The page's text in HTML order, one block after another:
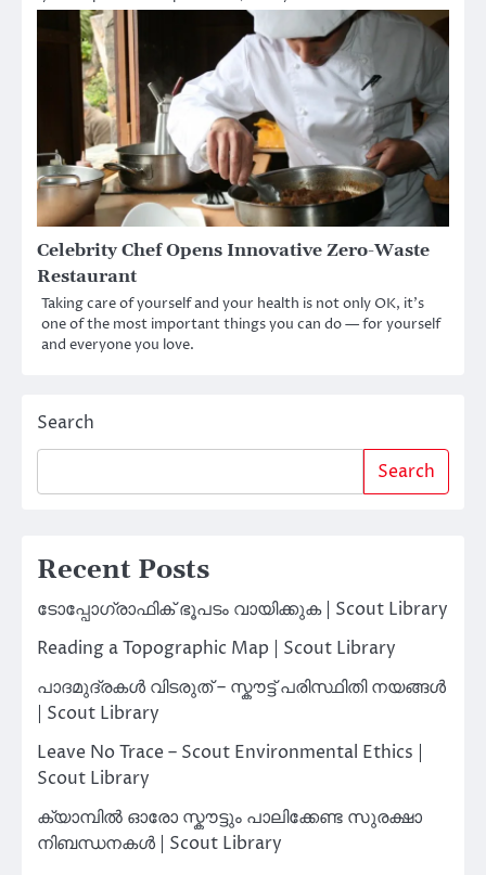
Celebrity Chef Opens Innovative Zero-Waste
Restaurant
Taking care of yourself and your health is not only OK, it’s
one of the most important things you can do — for yourself
and everyone you love.
Search
Search
Recent Posts
ടോപ്പോഗ്രാഫിക് ഭൂപടം വായിക്കുക | Scout Library
Reading a Topographic Map | Scout Library
പാദമുദ്രകൾ വിടരുത് – സ്കൗട്ട് പരിസ്ഥിതി നയങ്ങൾ
| Scout Library
Leave No Trace – Scout Environmental Ethics |
Scout Library
ക്യാമ്പിൽ ഓരോ സ്കൗട്ടും പാലിക്കേണ്ട സുരക്ഷാ
നിബന്ധനകൾ | Scout Library